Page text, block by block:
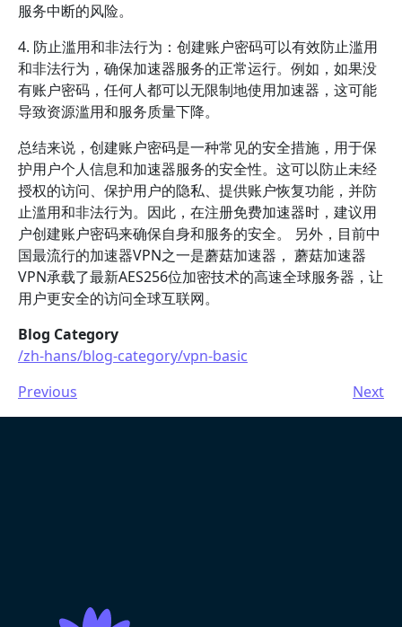
服务中断的风险。
4. 防止滥用和非法行为：创建账户密码可以有效防止滥用
和非法行为，确保加速器服务的正常运行。例如，如果没
有账户密码，任何人都可以无限制地使用加速器，这可能
导致资源滥用和服务质量下降。
总结来说，创建账户密码是一种常见的安全措施，用于保
护用户个人信息和加速器服务的安全性。这可以防止未经
授权的访问、保护用户的隐私、提供账户恢复功能，并防
止滥用和非法行为。因此，在注册免费加速器时，建议用
户创建账户密码来确保自身和服务的安全。 另外，目前中
国最流行的加速器VPN之一是蘑菇加速器， 蘑菇加速器
VPN承载了最新AES256位加密技术的高速全球服务器，让
用户更安全的访问全球互联网。
Blog Category
/zh-hans/blog-category/vpn-basic
Previous
Next